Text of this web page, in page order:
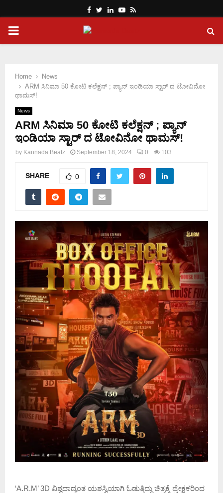
Facebook
Twitter
LinkedinYoutube
Rss
PRIMARY
Home
News
ARM ಸಿನಿಮಾ 50 ಕೋಟಿ ಕಲೆಕ್ಷನ್ ; ಪ್ಯಾನ್ ಇಂಡಿಯಾ ಸ್ಟಾರ್ ದ ಟೋವಿನೋ
ಥಾಮಸ್!
News
ARM ಸಿನಿಮಾ 50 ಕೋಟಿ ಕಲೆಕ್ಷನ್ ; ಪ್ಯಾನ್
ಇಂಡಿಯಾ ಸ್ಟಾರ್ ದ ಟೋವಿನೋ ಥಾಮಸ್!
by Kannada Beatz September 18, 2024 0 103
SHARE 0
‘A.R.M’ 3D ವಿಶ್ವದಾದ್ಯಂತ ಯಶಸ್ವಿಯಾಗಿ ಓಡುತ್ತಿದ್ದು ಚಿತ್ರಕ್ಕೆ ಪ್ರೇಕ್ಷಕರಿಂದ